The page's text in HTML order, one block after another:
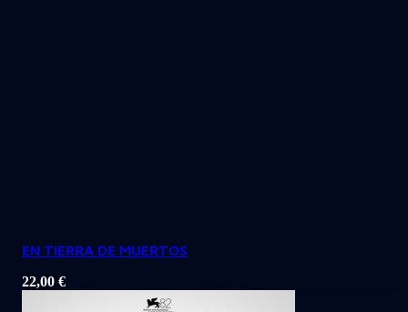
EN TIERRA DE MUERTOS
22,00 €